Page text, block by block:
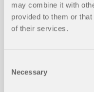
may combine it with
provided to them or
of their services.
Selection
Necessary
Cet article présente
Renforcement d’un
ans RFEM selon
e 15